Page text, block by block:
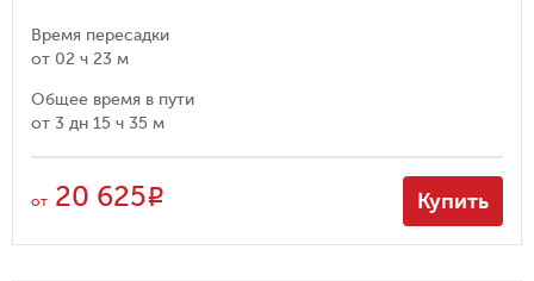
Время пересадки
от 02 ч 23 м
Общее время в пути
от 3 дн 15 ч 35 м
от 20 625R Купить